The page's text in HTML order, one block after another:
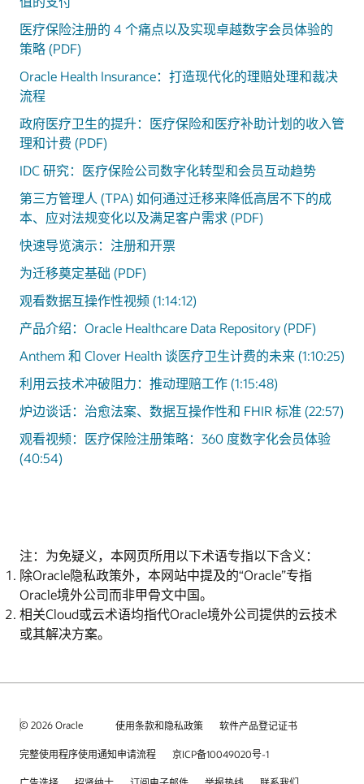
医疗保险注册的 4 个痛点以及实现卓越数字会员体验的
策略 (PDF)
Oracle Health Insurance：打造现代化的理赔处理和裁决
流程
政府医疗卫生的提升：医疗保险和医疗补助计划的收入管
理和计费 (PDF)
IDC 研究：医疗保险公司数字化转型和会员互动趋势
第三方管理人 (TPA) 如何通过迁移来降低高居不下的成
本、应对法规变化以及满足客户需求 (PDF)
快速导览演示：注册和开票
为迁移奠定基础 (PDF)
观看数据互操作性视频 (1:14:12)
产品介绍：Oracle Healthcare Data Repository (PDF)
Anthem 和 Clover Health 谈医疗卫生计费的未来 (1:10:25)
利用云技术冲破阻力：推动理赔工作 (1:15:48)
炉边谈话：治愈法案、数据互操作性和 FHIR 标准 (22:57)
观看视频：医疗保险注册策略：360 度数字化会员体验
(40:54)
注：为免疑义，本网页所用以下术语专指以下含义：
除Oracle隐私政策外，本网站中提及的“Oracle”专指
Oracle境外公司而非甲骨文中国。
相关Cloud或云术语均指代Oracle境外公司提供的云技术
或其解决方案。
© 2026 Oracle 使用条款和隐私政策 软件产品登记证书
完整使用程序使用通知申请流程 京ICP备10049020号-1